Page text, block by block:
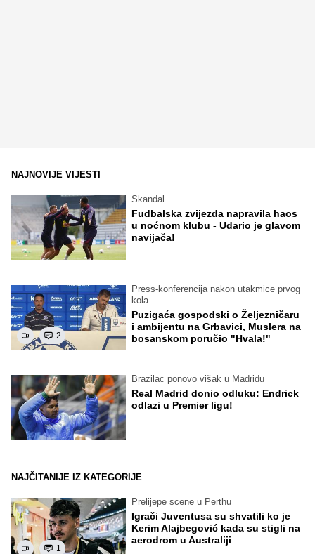
NAJNOVIJE VIJESTI
Skandal
Fudbalska zvijezda napravila haos
u noćnom klubu - Udario je glavom
navijača!
2
Press-konferencija nakon utakmice prvog
kola
Puzigaća gospodski o Željezničaru
i ambijentu na Grbavici, Muslera na
bosanskom poručio "Hvala!"
Brazilac ponovo višak u Madridu
Real Madrid donio odluku: Endrick
odlazi u Premier ligu!
NAJČITANIJE IZ KATEGORIJE
1
Prelijepe scene u Perthu
Igrači Juventusa su shvatili ko je
Kerim Alajbegović kada su stigli na
aerodrom u Australiji